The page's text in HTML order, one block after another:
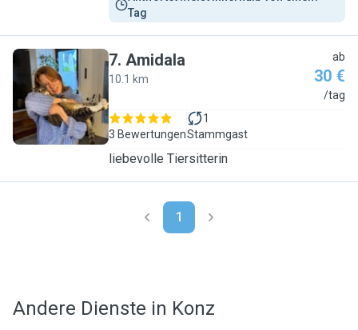
Tag
A
7. Amidala
10.1 km
ab
30 €
/tag
3 Bewertungen
1
Stammgast
liebevolle Tiersitterin
1
Andere Dienste in Konz